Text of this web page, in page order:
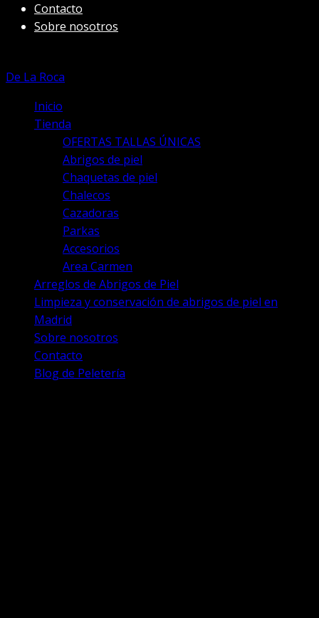
Contacto
Sobre nosotros
De La Roca
Inicio
Tienda
OFERTAS TALLAS ÚNICAS
Abrigos de piel
Chaquetas de piel
Chalecos
Cazadoras
Parkas
Accesorios
Area Carmen
Arreglos de Abrigos de Piel
Limpieza y conservación de abrigos de piel en
Madrid
Sobre nosotros
Contacto
Blog de Peletería